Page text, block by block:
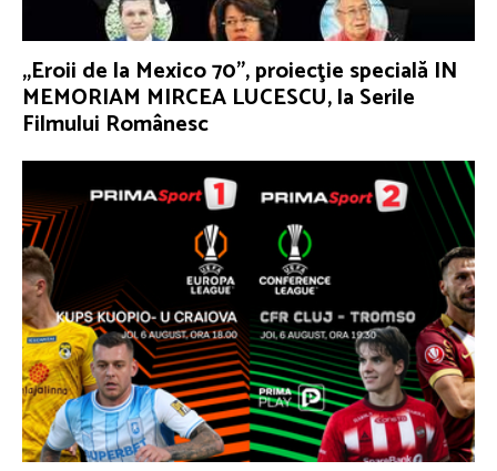
„Eroii de la Mexico 70”, proiecţie specială IN
MEMORIAM MIRCEA LUCESCU, la Serile
Filmului Românesc